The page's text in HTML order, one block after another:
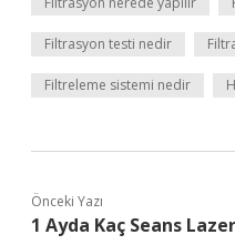
Filtrasyon testi nedir
Filtreleme sistemi nedir
Önceki Yazı
1 Ayda Kaç Seans